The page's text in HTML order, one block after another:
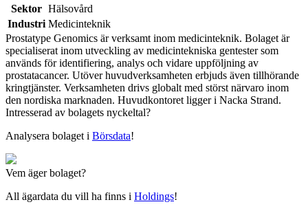
Sektor Hälsovård
Industri Medicinteknik
Prostatype Genomics är verksamt inom medicinteknik. Bolaget är
specialiserat inom utveckling av medicintekniska gentester som
används för identifiering, analys och vidare uppföljning av
prostatacancer. Utöver huvudverksamheten erbjuds även tillhörande
kringtjänster. Verksamheten drivs globalt med störst närvaro inom
den nordiska marknaden. Huvudkontoret ligger i Nacka Strand.
Intresserad av bolagets nyckeltal?
Analysera bolaget i Börsdata!
Vem äger bolaget?
All ägardata du vill ha finns i Holdings!